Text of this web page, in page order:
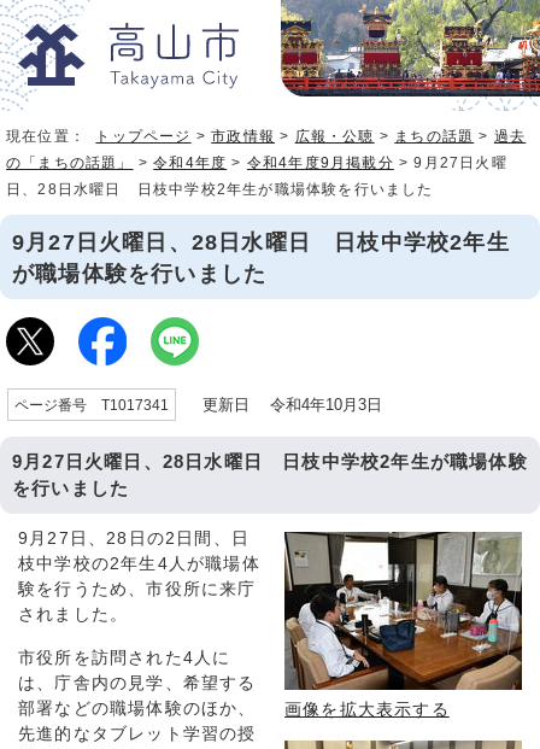
現在位置： トップページ >市政情報 > 広報・公聴 > まちの話題 > 過去
の「まちの話題」
>令和4年度 > 令和4年度9月掲載分 > 9月27日火曜
日、28日水曜日 日枝中学校2年生が職場体験を行いました
9月27日火曜日、28日水曜日 日枝中学校2年生
が職場体験を行いました
ページ番号 T1017341 更新日 令和4年10月3日
9月27日火曜日、28日水曜日 日枝中学校2年生が職場体験
を行いました
画像を拡大表示する
9月27日、28日の2日間、日
枝中学校の2年生4人が職場体
験を行うため、市役所に来庁
されました。
市役所を訪問された4人に
は、庁舎内の見学、希望する
部署などの職場体験のほか、
先進的なタブレット学習の授